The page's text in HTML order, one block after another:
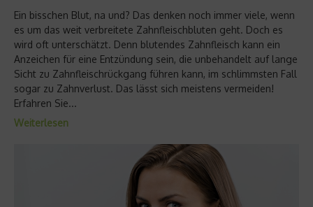
Ein bisschen Blut, na und? Das denken noch immer viele, wenn
es um das weit verbreitete Zahnfleischbluten geht. Doch es
wird oft unterschätzt. Denn blutendes Zahnfleisch kann ein
Anzeichen für eine Entzündung sein, die unbehandelt auf lange
Sicht zu Zahnfleischrückgang führen kann, im schlimmsten Fall
sogar zu Zahnverlust. Das lässt sich meistens vermeiden!
Erfahren Sie...
Weiterlesen